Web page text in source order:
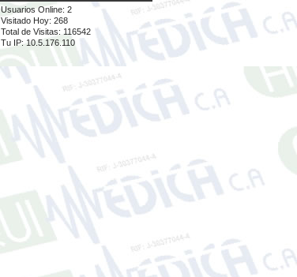
Usuarios Online: 2
Visitado Hoy: 268
Total de Visitas: 116542
Tu IP: 10.5.176.110